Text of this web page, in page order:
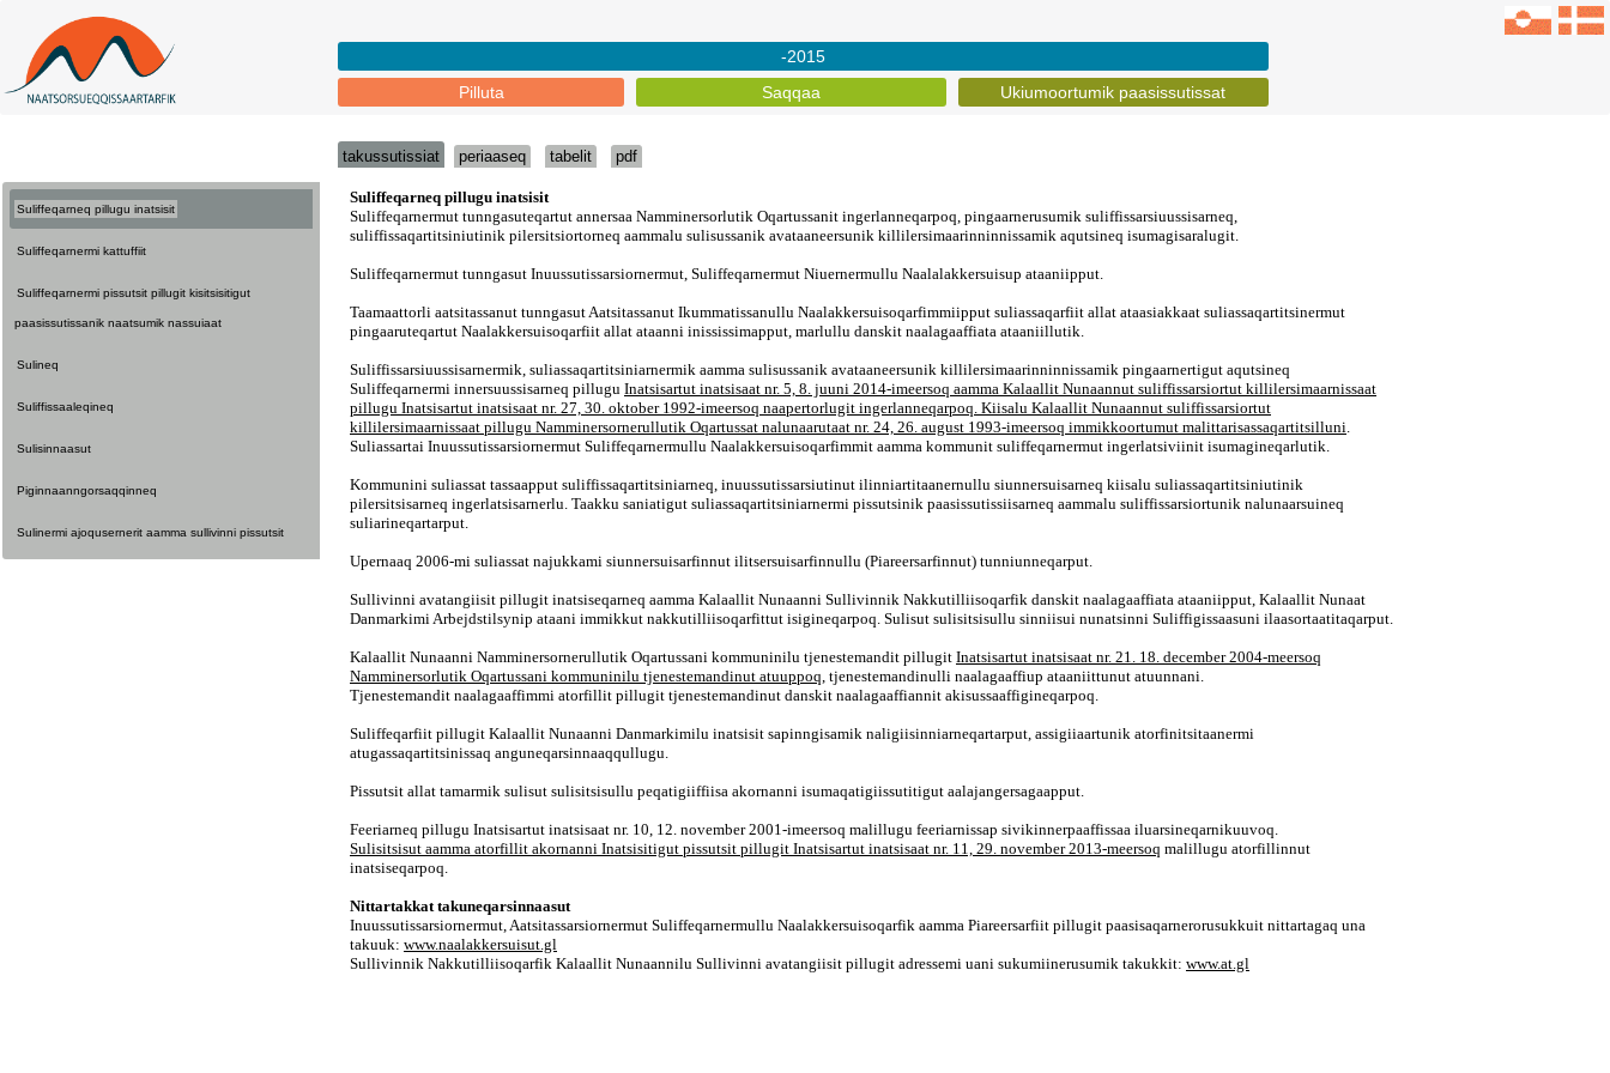
Pilluta Saqqaa Ukiumoortumik paasissutissat
-2015
takussutissiat periaaseq tabelit pdf
Suliffeqarneq pillugu inatsisit
Suliffeqarnermi kattuffiit
Suliffeqarnermi pissutsit pillugit kisitsisitigut
paasissutissanik naatsumik nassuiaat
Sulineq
Suliffissaaleqineq
Sulisinnaasut
Piginnaanngorsaqqinneq
Sulinermi ajoqusernerit aamma sullivinni pissutsit